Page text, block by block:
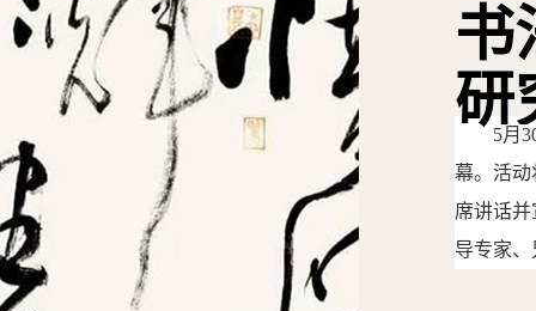
书
研
5月
幕。活动
席讲话
导专家